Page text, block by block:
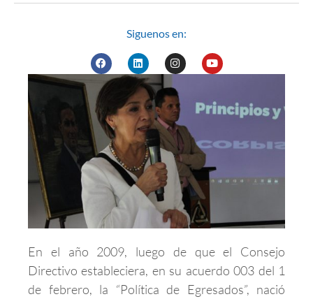
Siguenos en:
En el año 2009, luego de que el Consejo
Directivo estableciera, en su acuerdo 003 del 1
de febrero, la “Política de Egresados”, nació